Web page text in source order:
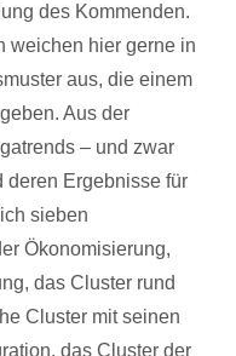
des Kommenden.
weichen hier gerne in
aus, die einem
Aus der
– und zwar
deren Ergebnisse für
sieben
Ökonomisierung,
das Cluster rund
Cluster mit seinen
das Cluster der